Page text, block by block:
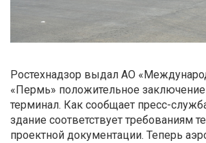
Ростехнадзор выдал АО
«Пермь» положительное
терминал. Как сообщает пресс-
здание соответствует требованиям
проектной документации. Теперь